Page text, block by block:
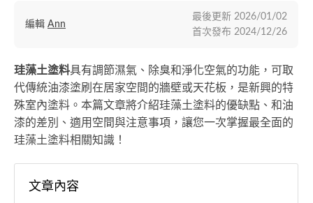
珪藻土塗料具有調節濕氣、除臭和淨化空氣的功能，可取
代傳統油漆塗刷在居家空間的牆壁或天花板，是新興的特
殊室內塗料。本篇文章將介紹珪藻土塗料的優缺點、和油
漆的差別、適用空間與注意事項，讓您一次掌握最全面的
珪藻土塗料相關知識！
編輯 Ann
最後更新 2026/01/02
首次發布 2024/12/26
文章內容